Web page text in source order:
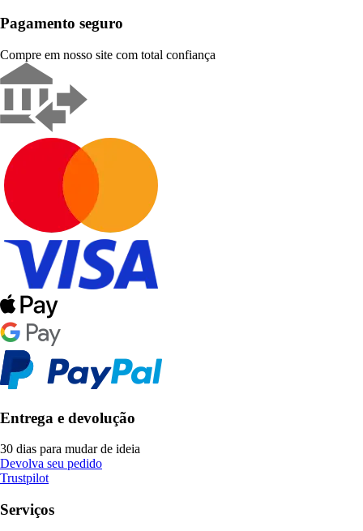
Pagamento seguro
Compre em nosso site com total confiança
Entrega e devolução
30 dias para mudar de ideia
Devolva seu pedido
Trustpilot
Serviços